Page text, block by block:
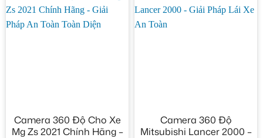
Camera 360 Độ Cho Xe
Mg Zs 2021 Chính Hãng –
Camera 360 Độ
Mitsubishi Lancer 2000 –